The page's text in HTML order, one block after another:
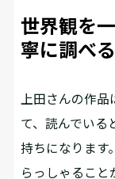
世界観を
寧に調べる
――上田さんの
て、読んでいる
持ちになります
らっしゃること